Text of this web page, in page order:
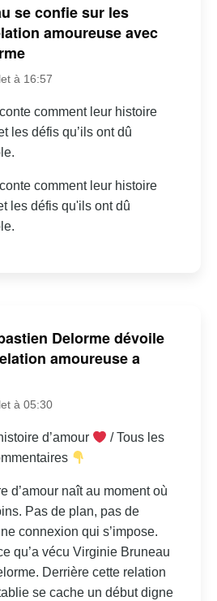
se confie sur les
amoureuse avec
à 16:57
comment leur histoire
les défis qu’ils ont dû
comment leur histoire
les défis qu'ils ont dû
Delorme dévoile
amoureuse a
à 05:30
d’amour
/ Tous les
d’amour naît au moment où
Pas de plan, pas de
connexion qui s’impose.
qu’a vécu Virginie Bruneau
Derrière cette relation
se cache un début digne